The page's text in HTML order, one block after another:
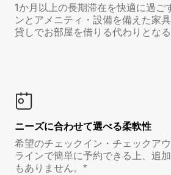
1か月以上の長期滞在を快適に過ご
ンとアメニティ・設備を備えた家
貸しでお部屋を借りる代わりとなる
ニーズに合わせて選べる柔軟性
希望のチェックイン・チェックア
ラインで簡単に予約できる上、追
もありません。*